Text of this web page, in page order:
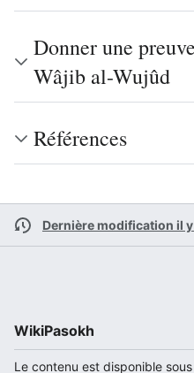
Donner une
Wâjib al-Wujûd
Références
Dernière modification il y
WikiPasokh
Le contenu est disponible